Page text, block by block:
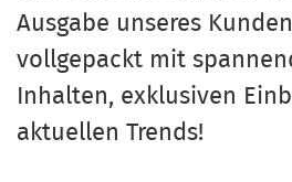
Ausgabe unseres
vollgepackt mit
Inhalten, exklusiven
aktuellen Trends!